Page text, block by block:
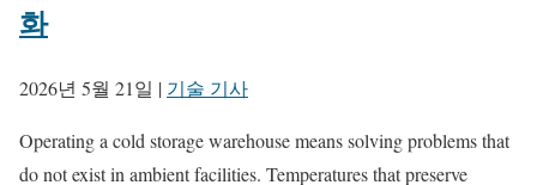
화
2026년 5월 21일 | 기술 기사
Operating a cold storage warehouse means solving problems that
do not exist in ambient facilities. Temperatures that preserve